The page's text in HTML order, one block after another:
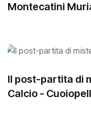
Montecatini
Il post-partita di
Calcio -